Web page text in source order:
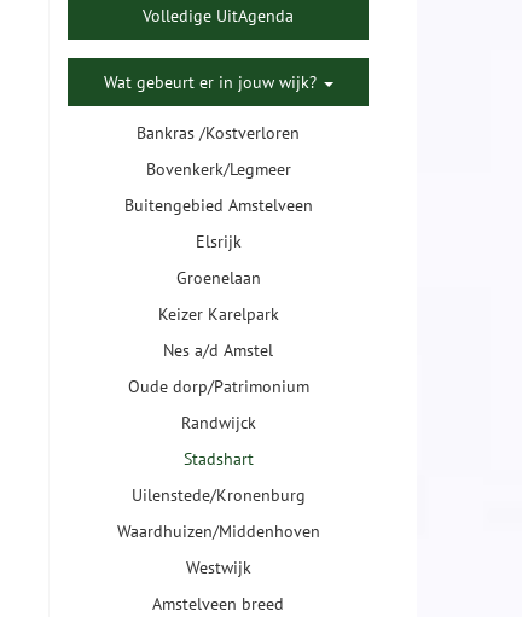
Volledige UitAgenda
Wat gebeurt er in jouw wijk?
Bankras /Kostverloren
Bovenkerk/Legmeer
Buitengebied Amstelveen
Elsrijk
Groenelaan
Keizer Karelpark
Nes a/d Amstel
Oude dorp/Patrimonium
Randwijck
Stadshart
Uilenstede/Kronenburg
Waardhuizen/Middenhoven
Westwijk
Amstelveen breed